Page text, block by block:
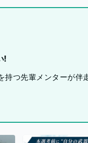
!
つ先輩メンターが伴